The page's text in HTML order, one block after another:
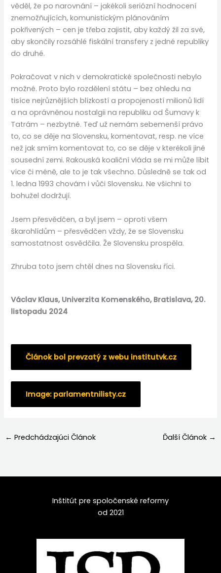
věděl, že po narovnání – jakékoli seriózní hodnocení
znemožňujících, komunistickým plánováním
pokřivených – cen je třeba zajistit, aby každý žil za své,
aby skončily rozsáhlé fiskální transfery z jedné republiky
do druhé.
Pokračovat v nich v demokratické společnosti nebylo
možné. Proto bylo rozdělení státu – bez ohledu na
tisíce nejrůznějších blízkostí a propojeností milionů lidí
a na oprávněnou nostalgii na republiku od Šumavy k
Tatrám – nezbytné. Teď už nemám sebemenší právo
to, co se děje na Slovensku, komentovat, resp. ne více
než jak smím komentovat to, co se děje v kterékoli jiné
sousední zemi. Rakouská koaliční vláda se mi může líbit
více či méně, ale to je tak všechno. Důsledně se tak od
1. ledna 1993 chovám i vůči Slovensku. Ne všichni to
bohužel dodržují.
Jsem přesvědčen, a byl jsem – oproti všem
škarohlídům – přesvědčen vždy, že se Slovensku
samostatnost osvědčila. Že Slovensku prospěla.
Zhruba toto jsem chtěl dnes na Slovensku říci.
Václav Klaus, Univerzita Komenského, Bratislava, 20.
listopadu 2024
Článok bol prevzatý z webu institutvk.cz
Image: parlamentnilisty.cz
← Predchádzajúci Článok Ďalší Článok →
Inštitút pre spoločenské reformy
od 2021